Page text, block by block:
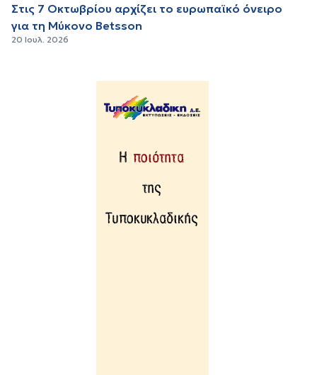
Στις 7 Οκτωβρίου αρχίζει το ευρωπαϊκό όνειρο
για τη Μύκονο Betsson
20 Ιουλ. 2026